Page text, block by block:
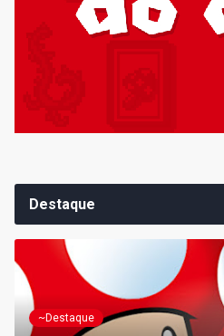
Destaque
~Destaque